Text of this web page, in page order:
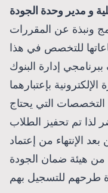
و مدير وحدة الجودة
ونبذة عن المقررات
للتخصص في هذا
إدارة البنوك
بإعتبارهما
التخصصات التي يحتاج
لذا تم تحفيز الطلاب
الإنتهاء من إعتماد
من هيئة ضمان الجودة